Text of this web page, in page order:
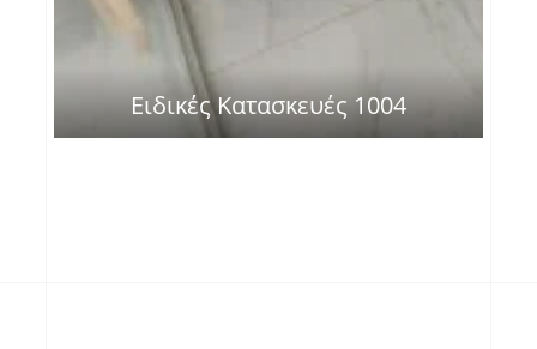
Ειδικές Κατασκευές 1004